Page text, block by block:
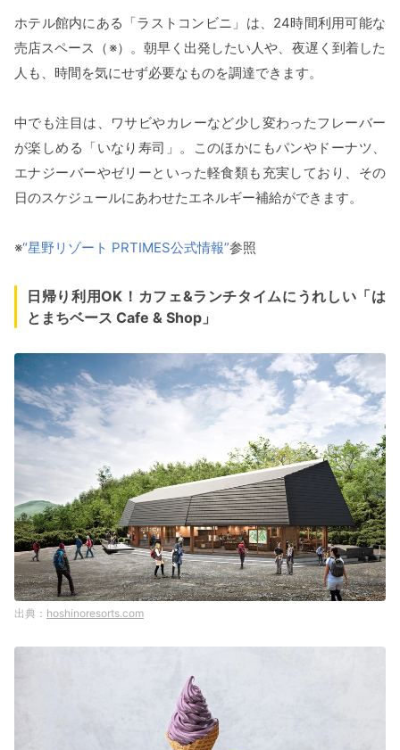
ホテル館内にある「ラストコンビニ」は、24時間利用可能な
売店スペース（※）。朝早く出発したい人や、夜遅く到着した
人も、時間を気にせず必要なものを調達できます。
中でも注目は、ワサビやカレーなど少し変わったフレーバー
が楽しめる「いなり寿司」。このほかにもパンやドーナツ、
エナジーバーやゼリーといった軽食類も充実しており、その
日のスケジュールにあわせたエネルギー補給ができます。
※“星野リゾート PRTIMES公式情報”参照
日帰り利用OK！カフェ&ランチタイムにうれしい「は
とまちベース Cafe & Shop」
hoshinoresorts.com